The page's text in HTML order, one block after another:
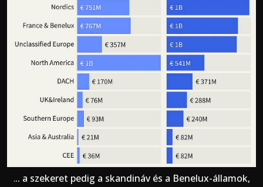
... a szekeret pedig a skandináv és a Benelux-államok,